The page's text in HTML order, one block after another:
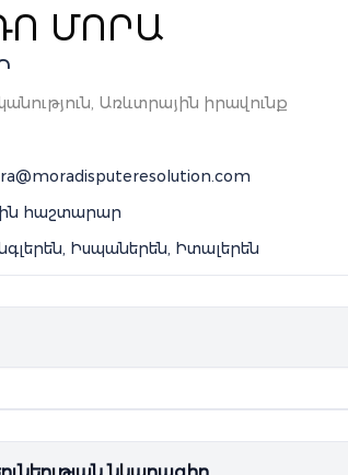
ՄՈՐԱ
Առևտրային իրավունք
հաշտարար
Իսպաներեն, Իտալերեն